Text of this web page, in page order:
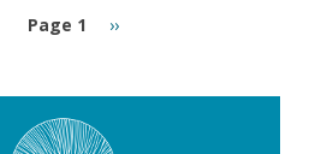
Page 1
Page
››